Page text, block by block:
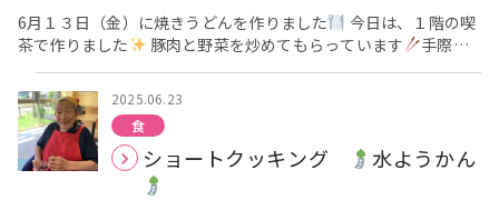
6月１３日（金）に焼きうどんを作りました
今日は、１階の喫
茶で作りました
豚肉と野菜を炒めてもらっています
手際が
いいですね！ うどんも入れて炒めてもらってます！ 調味料を入
れて混ぜ合わせ、蓋をして、少し蒸らして完成です
くて、公園を見ながらお食事召し上がられていました
７月です、お楽しみに
2025.06.23
食
ショートクッキング 水ようかん